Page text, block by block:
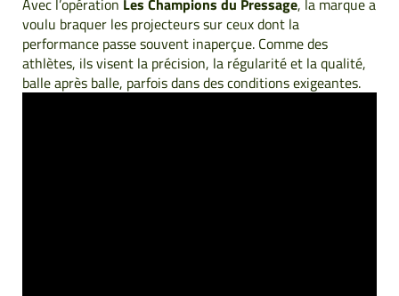
voulu braquer les projecteurs sur ceux dont la
performance passe souvent inaperçue. Comme des
athlètes, ils visent la précision, la régularité et la qualité,
balle après balle, parfois dans des conditions exigeantes.